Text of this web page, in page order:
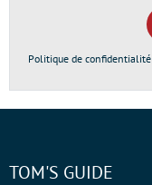
Politique de confidentialité
TOM'S GUIDE